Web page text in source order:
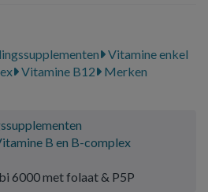
Vitamine enkel
Vitamine B12
Merken
B en B-complex
6000 met folaat & P5P